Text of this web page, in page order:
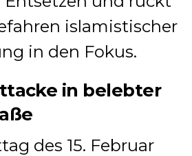
islamistischer
in den Fokus.
in belebter
des 15. Februar